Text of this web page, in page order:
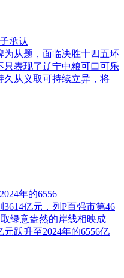
承认
为从题，面临决胜十四五环
只表现了辽宁中粮可口可乐
久从义取可持续立异，将
年的6556
亿元，列P百强市第46
绿意盎然的岸线相映成
元跃升至2024年的6556亿